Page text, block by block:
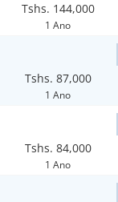
Tshs. 144,000
1 Ano
Tshs. 87,000
1 Ano
Tshs. 84,000
1 Ano